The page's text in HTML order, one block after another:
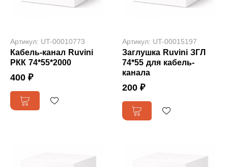
Артикул: UT-00010773
Кабель-канал Ruvini
РКК 74*55*2000
400 ₽
Артикул: UT-00015197
Заглушка Ruvini ЗГЛ
74*55 для кабель-
канала
200 ₽